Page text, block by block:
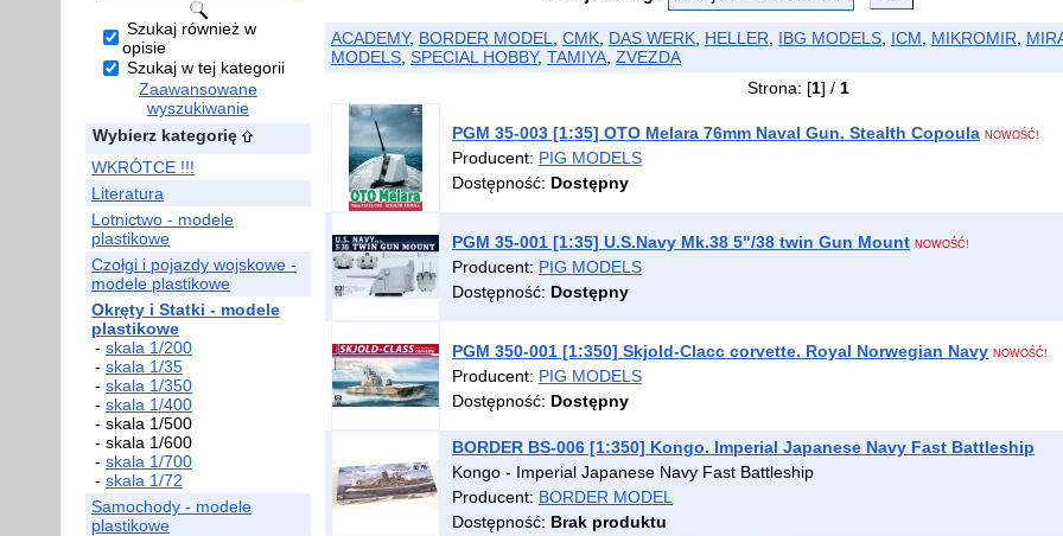
Szukaj również w
opisie
Szukaj w tej kategorii
Zaawansowane
wyszukiwanie
Wybierz kategorię
WKRÓTCE !!!
Literatura
Lotnictwo - modele
plastikowe
Czołgi i pojazdy wojskowe -
modele plastikowe
Okręty i Statki - modele
plastikowe
- skala 1/200
- skala 1/35
- skala 1/350
- skala 1/400
- skala 1/500
- skala 1/600
- skala 1/700
- skala 1/72
Samochody - modele
plastikowe
ACADEMY, BORDER MODEL CMK DAS WERK HELLER IBG MODELS ICM MIKROMIR
MODELS SPECIAL HOBBY, TAMIYA ZVEZDA
Strona: [1] / 1
PGM 35-003 [1:35] OTO Melara 76mm Naval Gun. Stealth Copoula NOWOŚĆ!
Producent: PIG MODELS
Dostępność: Dostępny
PGM 35-001 [1:35] U.S.Navy Mk.38 5"/38 twin Gun Mount NOWOŚĆ!
Producent: PIG MODELS
Dostępność: Dostępny
PGM 350-001 [1:350] Skjold-Clacc corvette. Royal Norwegian Navy NOWOŚĆ!
Producent: PIG MODELS
Dostępność: Dostępny
BORDER BS-006 [1:350] Kongo. Imperial Japanese Navy Fast Battleship
Kongo - Imperial Japanese Navy Fast Battleship
Producent: BORDER MODEL
Dostępność: Brak produktu